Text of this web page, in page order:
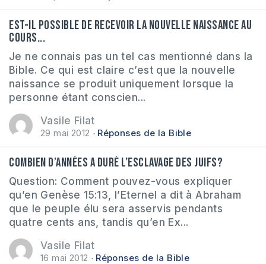
Est-il possible de recevoir la nouvelle naissance au
cours...
Je ne connais pas un tel cas mentionné dans la
Bible. Ce qui est claire c’est que la nouvelle
naissance se produit uniquement lorsque la
personne étant conscien...
Vasile Filat
29 mai 2012 Réponses de la Bible
Combien d’années a duré l’esclavage des juifs?
Question: Comment pouvez-vous expliquer
qu’en Genèse 15:13, l’Eternel a dit à Abraham
que le peuple élu sera asservis pendants
quatre cents ans, tandis qu’en Ex...
Vasile Filat
16 mai 2012 Réponses de la Bible